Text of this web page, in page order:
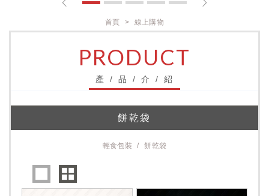
1 2 3 4 5
首頁 線上購物
PRODUCT
產 / 品 / 介 / 紹
餅乾袋
輕食包裝 餅乾袋